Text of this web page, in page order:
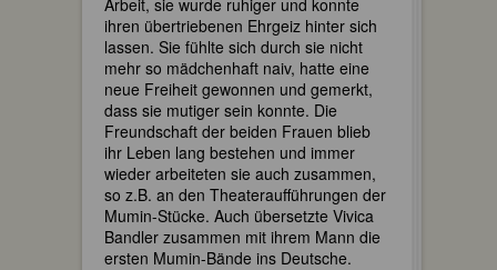
Arbeit, sie wurde ruhiger und konnte
ihren übertriebenen Ehrgeiz hinter sich
lassen. Sie fühlte sich durch sie nicht
mehr so mädchenhaft naiv, hatte eine
neue Freiheit gewonnen und gemerkt,
dass sie mutiger sein konnte. Die
Freundschaft der beiden Frauen blieb
ihr Leben lang bestehen und immer
wieder arbeiteten sie auch zusammen,
so z.B. an den Theateraufführungen der
Mumin-Stücke. Auch übersetzte Vivica
Bandler zusammen mit ihrem Mann die
ersten Mumin-Bände ins Deutsche.